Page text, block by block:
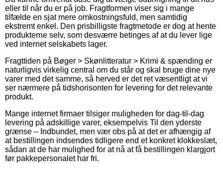
eller til når du er på job. Fragtformen viser sig i mange
tilfælde en sjat mere omkostningsfuld, men samtidig
ekstremt enkel. Den prisbilligste fragtmetode er dog at hente
produkterne selv, som desværre betinges af at du lever lige
ved internet selskabets lager.
Fragttiden på Bøger > Skønlitteratur > Krimi & spænding er
naturligvis virkelig central om du står og skal bruge dine nye
varer med det samme, så herved er det ret væsentligt at vi
ser nærmere på tidshorisonten for levering for det relevante
produkt.
Mange internet firmaer tilsiger muligheden for dag-til-dag
levering på adskillige varer, eksempelvis Til den yderste
grænse – Indbundet, men vær obs på at det er afhængig af
at bestillingen indsendes tidligere end et konkret klokkeslæt,
sådan at de har mulighed for at nå at få bestillingen klargjort
før pakkepersonalet har fri.